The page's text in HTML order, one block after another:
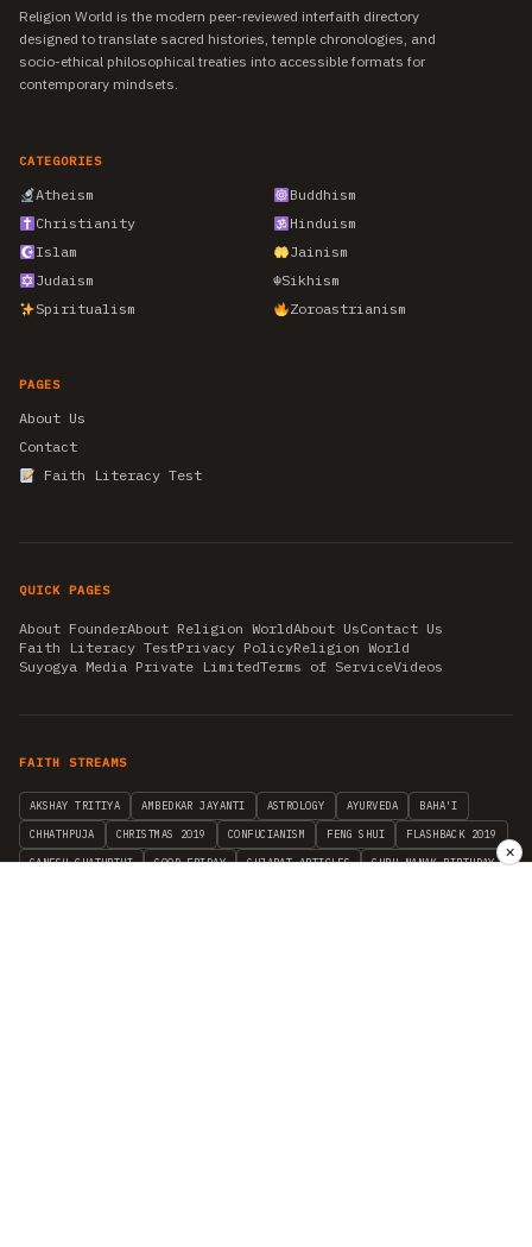
Religion World is the modern peer-reviewed interfaith directory
designed to translate sacred histories, temple chronologies, and
socio-ethical philosophical treaties into accessible formats for
contemporary mindsets.
CATEGORIES
Atheism
Buddhism
Christianity
Hinduism
Islam
Jainism
Judaism
☬Sikhism
Spiritualism
Zoroastrianism
PAGES
About Us
Contact
Faith Literacy Test
QUICK PAGES
About FounderAbout Religion WorldAbout UsContact Us
Faith Literacy TestPrivacy PolicyReligion World
Suyogya Media Private LimitedTerms of ServiceVideos
FAITH STREAMS
AKSHAY TRITIYA AMBEDKAR JAYANTI ASTROLOGY AYURVEDA BAHA'I
CHHATHPUJA CHRISTMAS 2019 CONFUCIANISM FENG SHUI FLASHBACK 2019
GANESH CHATURTHI GOOD FRIDAY GUJARAT ARTICLES GURU NANAK BIRTHDAY
✕